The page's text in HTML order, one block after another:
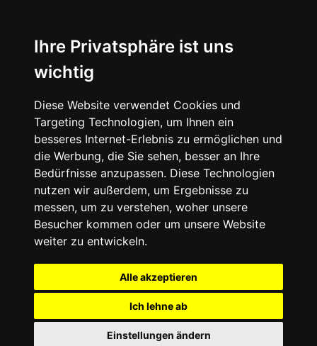
Ihre Privatsphäre ist uns
wichtig
Diese Website verwendet Cookies und
Targeting Technologien, um Ihnen ein
besseres Internet-Erlebnis zu ermöglichen und
die Werbung, die Sie sehen, besser an Ihre
Bedürfnisse anzupassen. Diese Technologien
nutzen wir außerdem, um Ergebnisse zu
messen, um zu verstehen, woher unsere
Besucher kommen oder um unsere Website
weiter zu entwickeln.
Alle akzeptieren
Ich lehne ab
Einstellungen ändern